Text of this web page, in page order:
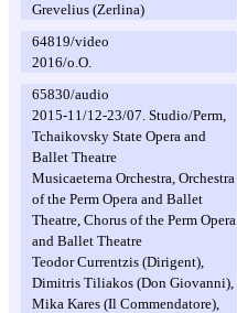
Grevelius (Zerlina)
64819/video
2016/o.O.
65830/audio
2015-11/12-23/07. Studio/Perm,
Tchaikovsky State Opera and
Ballet Theatre
Musicaeterna Orchestra, Orchestra
of the Perm Opera and Ballet
Theatre, Chorus of the Perm Opera
and Ballet Theatre
Teodor Currentzis (Dirigent),
Dimitris Tiliakos (Don Giovanni),
Mika Kares (Il Commendatore),